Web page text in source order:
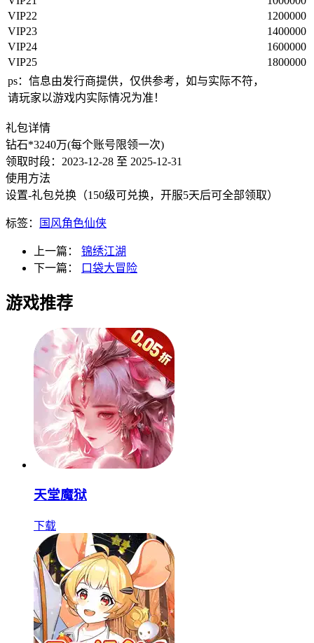
VIP22
1200000
VIP23
1400000
VIP24
1600000
VIP25
1800000
ps：信息由发行商提供，仅供参考，如与实际不符，
请玩家以游戏内实际情况为准！
礼包详情
钻石*3240万(每个账号限领一次)
领取时段：2023-12-28 至 2025-12-31
使用方法
设置-礼包兑换（150级可兑换，开服5天后可全部领取）
标签： 国风角色仙侠
上一篇： 锦绣江湖
下一篇：
口袋大冒险
游戏推荐
天堂魔狱
下载